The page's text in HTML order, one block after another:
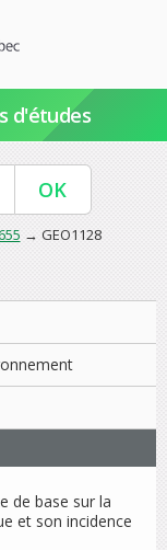
d'études
→ GEO1128
de base sur la
et son incidence